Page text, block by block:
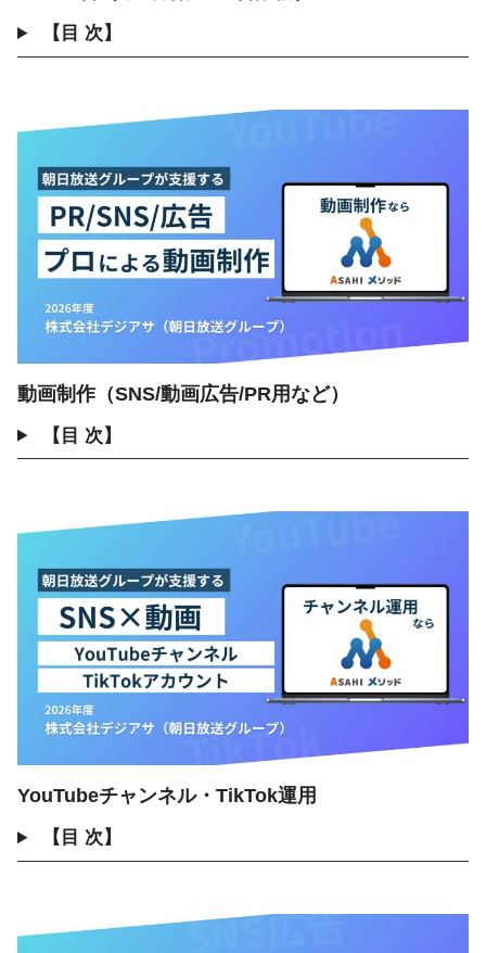
【目 次】
動画制作（SNS/動画広告/PR用など）
【目 次】
YouTubeチャンネル・TikTok運用
【目 次】